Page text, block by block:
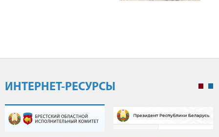
ИНТЕРНЕТ-РЕСУРСЫ